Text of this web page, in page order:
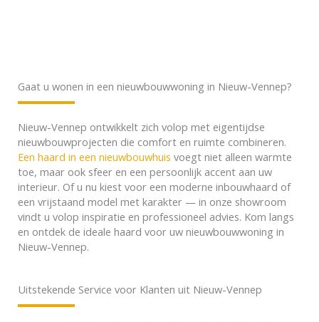
Gaat u wonen in een nieuwbouwwoning in Nieuw-Vennep?
Nieuw-Vennep ontwikkelt zich volop met eigentijdse
nieuwbouwprojecten die comfort en ruimte combineren.
Een haard in een nieuwbouwhuis voegt niet alleen warmte
toe, maar ook sfeer en een persoonlijk accent aan uw
interieur. Of u nu kiest voor een moderne inbouwhaard of
een vrijstaand model met karakter — in onze showroom
vindt u volop inspiratie en professioneel advies. Kom langs
en ontdek de ideale haard voor uw nieuwbouwwoning in
Nieuw-Vennep.
Uitstekende Service voor Klanten uit Nieuw-Vennep